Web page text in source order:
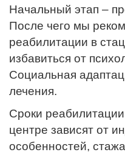
Начальный этап –
После чего мы
реабилитации в
избавиться от
Социальная
лечения.
Сроки
центре зависят от
особенностей,